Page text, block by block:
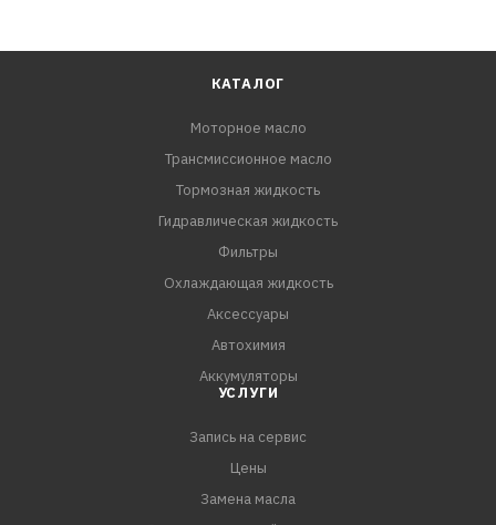
высокоскоростном движении.
*Отличную защиту от износа
*Экономию топлива и снижение потребления горючего
*Отличные моющие и диспергирующие свойства
*Предотвращение образования черного шлама
*Отличные характеристики при холодном пуске
*Прекрасные вязкостно-температурные свойства
*Низкую испаряемость
ACEA A3 ACEA B4 API SN API CF
КАТАЛОГ
Моторное масло
Трансмиссионное масло
Тормозная жидкость
Гидравлическая жидкость
Фильтры
Охлаждающая жидкость
Аксессуары
Автохимия
Аккумуляторы
УСЛУГИ
Запись на сервис
Цены
Замена масла